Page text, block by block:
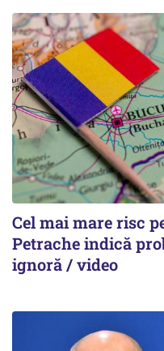
Cel mai mare risc
Petrache indică
ignoră / video